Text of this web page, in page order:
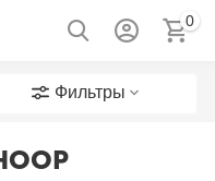
0
Фильтры